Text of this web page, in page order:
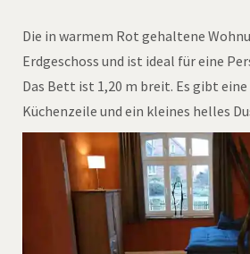
Die in warmem Rot gehaltene
Erdgeschoss und ist ideal für eine
Das Bett ist 1,20 m breit. Es gibt
Küchenzeile und ein kleines helles